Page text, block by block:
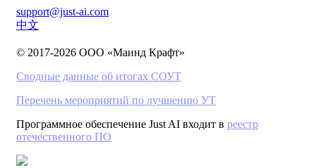
support@just-ai.com
中文
© 2017-2026 ООО «Маинд Крафт»
Сводные данные об итогах СОУТ
Перечень мероприятий по лучшению УТ
Программное обеспечение Just AI входит в реестр
отечественного ПО